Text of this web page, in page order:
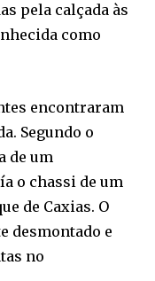
pela calçada às
como
encontraram
Segundo o
de um
o chassi de um
de Caxias. O
desmontado e
no